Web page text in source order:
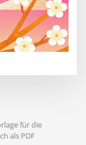
für die
als PDF